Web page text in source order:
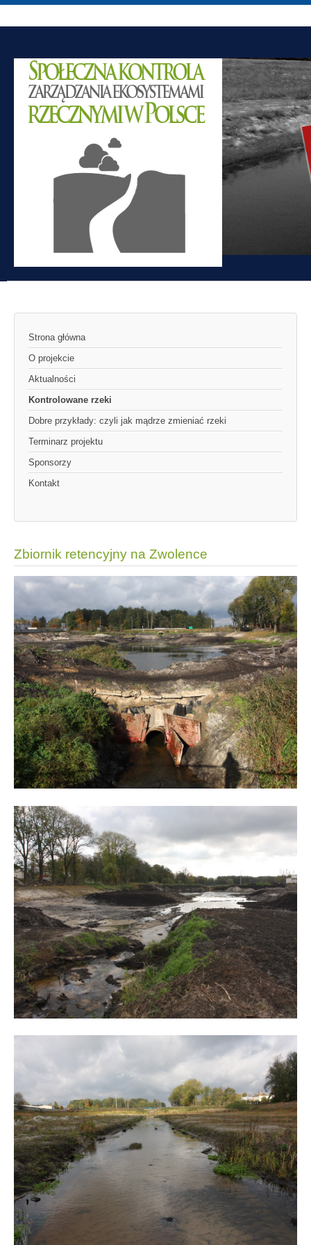
Strona główna
O projekcie
Aktualności
Kontrolowane rzeki
Dobre przykłady: czyli jak mądrze zmieniać rzeki
Terminarz projektu
Sponsorzy
Kontakt
Zbiornik retencyjny na Zwolence